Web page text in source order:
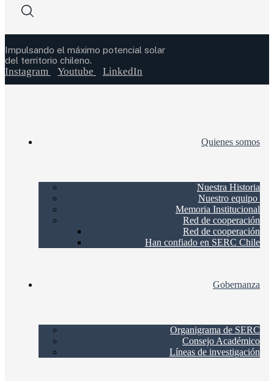
Impulsando el máximo potencial solar
del territorio chileno.
Instagram Youtube LinkedIn
Quienes somos
Nuestra Historia
Nuestro equipo
Memoria Institucional
Red de cooperación
Red de cooperación
Han confiado en SERC Chile
Gobernanza
Organigrama de SERC
Consejo Académico
Líneas de investigación